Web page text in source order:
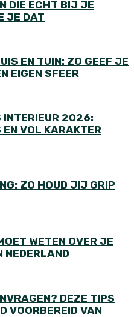
DIE ECHT BIJ JE
JE DAT
EN TUIN: ZO GEEF JE
EIGEN SFEER
INTERIEUR 2026:
VOL KARAKTER
ZO HOUD JIJ GRIP
WETEN OVER JE
NEDERLAND
DEZE TIPS
VOORBEREID VAN